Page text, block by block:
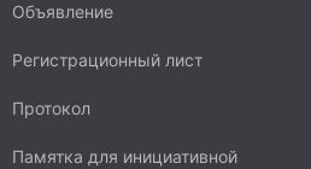
Объявление
Регистрационный лист
Протокол
Памятка для инициативной